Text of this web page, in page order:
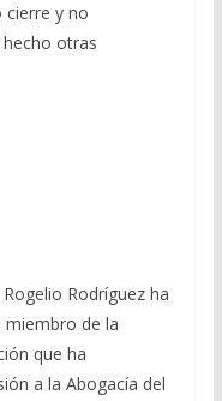
cierre y no
otras
Rodríguez ha
de la
que ha
a la Abogacía del